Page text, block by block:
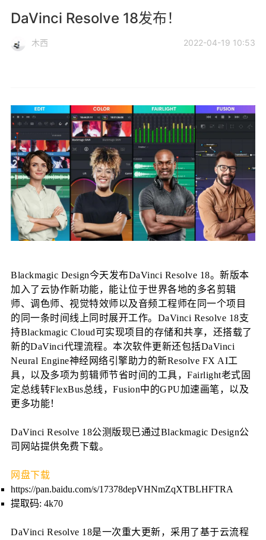
DaVinci Resolve 18发布！
木西 2022-04-19 10:53
Blackmagic Design今天发布DaVinci Resolve 18。新版本
加入了云协作新功能，能让位于世界各地的多名剪辑
师、调色师、视觉特效师以及音频工程师在同一个项目
的同一条时间线上同时展开工作。DaVinci Resolve 18支
持Blackmagic Cloud可实现项目的存储和共享，还搭载了
新的DaVinci代理流程。本次软件更新还包括DaVinci
Neural Engine神经网络引擎助力的新Resolve FX AI工
具，以及多项为剪辑师节省时间的工具，Fairlight老式固
定总线转FlexBus总线，Fusion中的GPU加速画笔，以及
更多功能！
DaVinci Resolve 18公测版现已通过Blackmagic Design公
司网站提供免费下载。
网盘下载
https://pan.baidu.com/s/17378depVHNmZqXTBLHFTRA
提取码: 4k70
DaVinci Resolve 18是一次重大更新，采用了基于云流程